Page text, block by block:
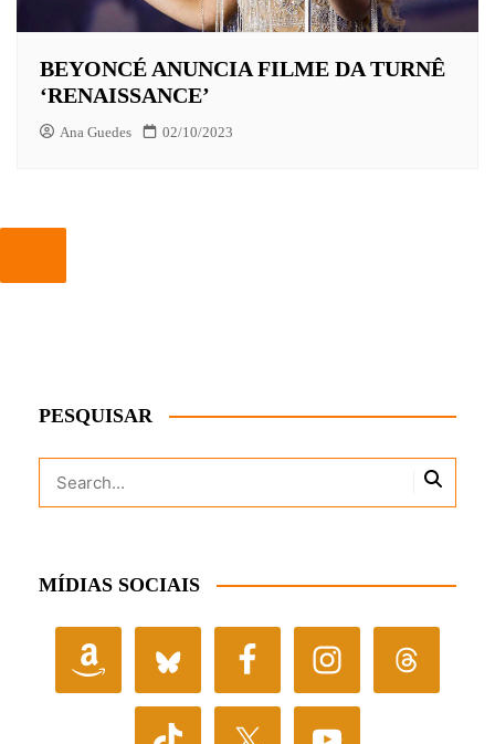
BEYONCÉ ANUNCIA FILME DA TURNÊ
‘RENAISSANCE’
Ana Guedes 02/10/2023
PESQUISAR
MÍDIAS SOCIAIS